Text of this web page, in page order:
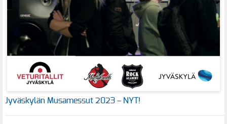
Jyväskylän Musamessut 2023 – NYT!